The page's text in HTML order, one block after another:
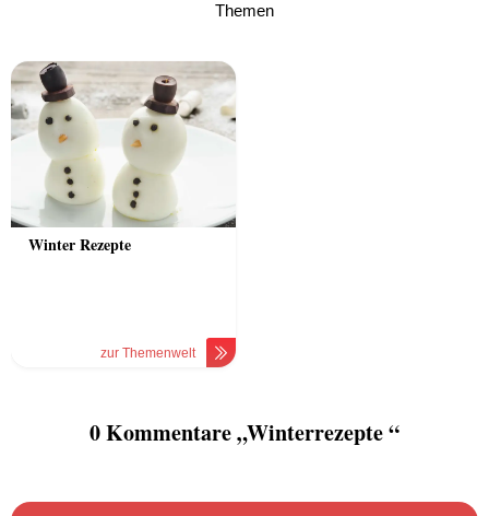
Themen
Winter Rezepte
zur Themenwelt
0 Kommentare „Winterrezepte “